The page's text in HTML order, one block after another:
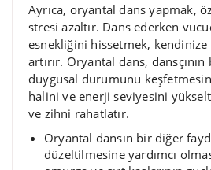
Ayrıca, oryantal dans yapmak,
stresi azaltır. Dans ederken
esnekliğini hissetmek,
artırır. Oryantal dans,
duygusal durumunu
halini ve enerji seviyesini
ve zihni rahatlatır.
Oryantal dansın bir diğer
düzeltilmesine yardımcı